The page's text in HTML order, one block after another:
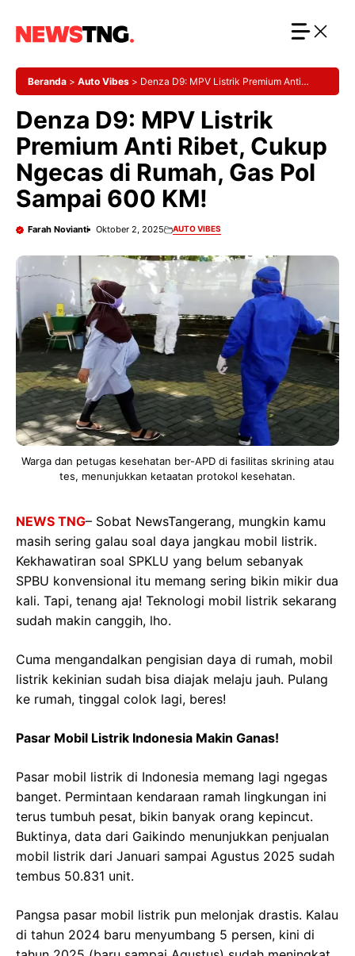
Beranda > Auto Vibes > Denza D9: MPV Listrik Premium Anti
Denza D9: MPV Listrik
Premium Anti Ribet, Cukup
Ngecas di Rumah, Gas Pol
Sampai 600 KM!
Farah Novianti Oktober 2, 2025 AUTO VIBES
Warga dan petugas kesehatan ber-APD di fasilitas skrining atau
tes, menunjukkan ketaatan protokol kesehatan.
NEWS TNG– Sobat NewsTangerang, mungkin kamu
masih sering galau soal daya jangkau mobil listrik.
Kekhawatiran soal SPKLU yang belum sebanyak
SPBU konvensional itu memang sering bikin mikir dua
kali. Tapi, tenang aja! Teknologi mobil listrik sekarang
sudah makin canggih, lho.
Cuma mengandalkan pengisian daya di rumah, mobil
listrik kekinian sudah bisa diajak melaju jauh. Pulang
ke rumah, tinggal colok lagi, beres!
Pasar Mobil Listrik Indonesia Makin Ganas!
Pasar mobil listrik di Indonesia memang lagi ngegas
banget. Permintaan kendaraan ramah lingkungan ini
terus tumbuh pesat, bikin banyak orang kepincut.
Buktinya, data dari Gaikindo menunjukkan penjualan
mobil listrik dari Januari sampai Agustus 2025 sudah
tembus 50.831 unit.
Pangsa pasar mobil listrik pun melonjak drastis. Kalau
di tahun 2024 baru menyumbang 5 persen, kini di